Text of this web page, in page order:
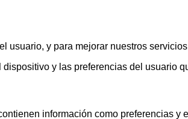
usuario, y para mejorar nuestros
y las preferencias del usuario
información como preferencias y